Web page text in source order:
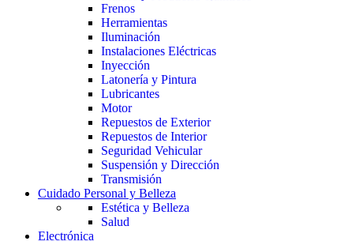
Frenos
Herramientas
Iluminación
Instalaciones Eléctricas
Inyección
Latonería y Pintura
Lubricantes
Motor
Repuestos de Exterior
Repuestos de Interior
Seguridad Vehicular
Suspensión y Dirección
Transmisión
Cuidado Personal y Belleza
Estética y Belleza
Salud
Electrónica